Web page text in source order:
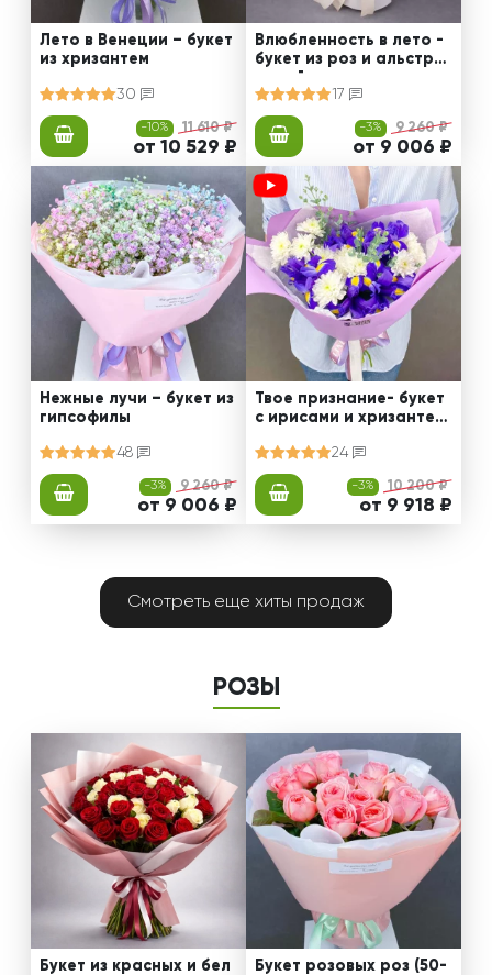
Лето в Венеции – букет
из хризантем
30
-10% 11 610 ₽
от 10 529 ₽
Влюбленность в лето -
букет из роз и альстро
мерий
17
-3% 9 260 ₽
от 9 006 ₽
Нежные лучи – букет из
гипсофилы
48
-3% 9 260 ₽
от 9 006 ₽
Твое признание- букет
с ирисами и хризантем
24
-3% 10 200 ₽
от 9 918 ₽
Смотреть еще хиты продаж
РОЗЫ
Букет из красных и бел
Букет розовых роз (50-